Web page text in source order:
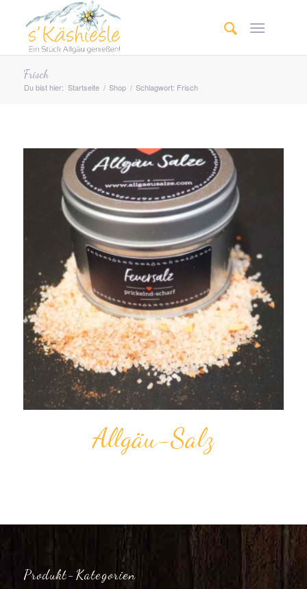
Frisch
Du bist hier: Startseite / Shop / Schlagwort: Frisch
Allgäu-Salz
Produkt-Kategorien